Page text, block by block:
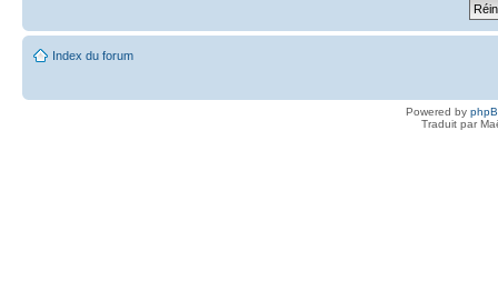
Index du forum
Powered by
Traduit par